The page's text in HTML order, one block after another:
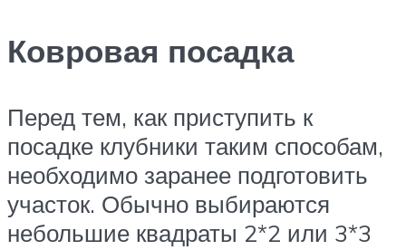
Ковровая посадка
Перед тем, как приступить к
посадке клубники таким способам,
необходимо заранее подготовить
участок. Обычно выбираются
небольшие квадраты 2*2 или 3*3